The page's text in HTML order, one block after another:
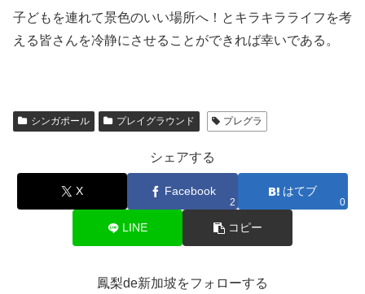
子どもを連れて景色のいい場所へ！とキラキラライフを考
える皆さんを冷静にさせることができれば幸いである。
シンガポール プレイグラウンド プレグラ
シェアする
X Facebook
2
はてブ
0
LINE コピー
鳳梨de新加坡をフォローする